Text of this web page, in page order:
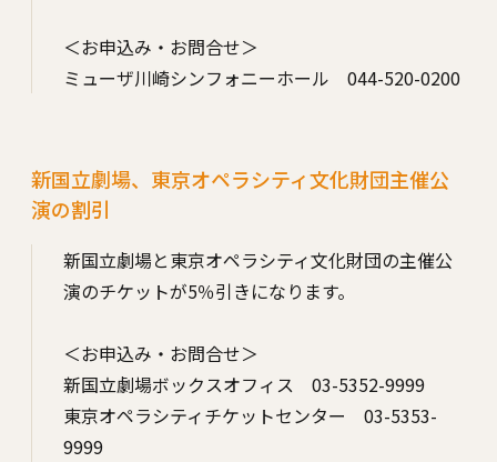
＜お申込み・お問合せ＞
ミューザ川崎シンフォニーホール 044-520-0200
新国⽴劇場、東京オペラシティ⽂化財団主催公
演の割引
新国⽴劇場と東京オペラシティ⽂化財団の主催公
演のチケットが5％引きになります。
＜お申込み・お問合せ＞
新国立劇場ボックスオフィス 03-5352-9999
東京オペラシティチケットセンター 03-5353-
9999